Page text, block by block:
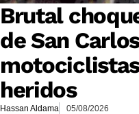
Brutal
de San
heridos
Hassan Aldama 05/08/2026